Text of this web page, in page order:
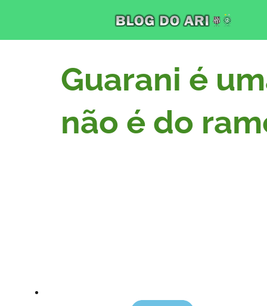
Guarani é
não é do